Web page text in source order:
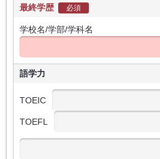
最終学歴 必須
学校名/学部/学科名
語学力
TOEIC
TOEFL